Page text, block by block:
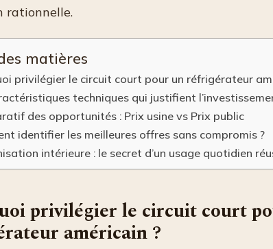
rationnelle.
matières
privilégier le circuit court pour un réfrigérateur
techniques qui justifient
des opportunités : Prix usine vs Prix public
identifier les meilleures offres sans compromis ?
intérieure : le secret d’un usage quotidien
privilégier le circuit court
américain ?